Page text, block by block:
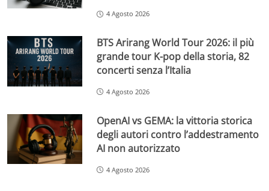
4 Agosto 2026
BTS Arirang World Tour 2026: il più
grande tour K-pop della storia, 82
concerti senza l’Italia
4 Agosto 2026
OpenAI vs GEMA: la vittoria storica
degli autori contro l’addestramento
AI non autorizzato
4 Agosto 2026